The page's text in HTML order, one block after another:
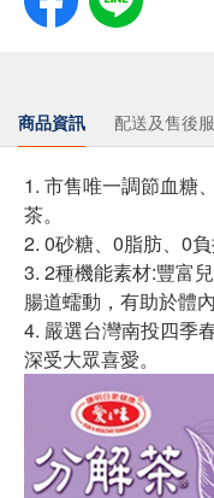
商品資訊 配送及售後
1. 市售唯一調節血糖
茶。
2. 0砂糖、0脂肪、0
3. 2種機能素材:豐富
腸道蠕動，有助於體內
4. 嚴選台灣南投四季
深受大眾喜愛。